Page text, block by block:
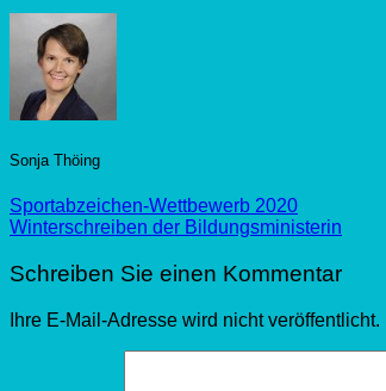
Sonja Thöing
Sportabzeichen-Wettbewerb 2020
Winterschreiben der Bildungsministerin
Schreiben Sie einen Kommentar
Ihre E-Mail-Adresse wird nicht veröffentlicht.